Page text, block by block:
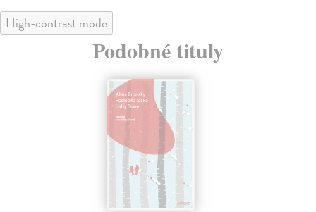
High-contrast mode
Podobné tituly